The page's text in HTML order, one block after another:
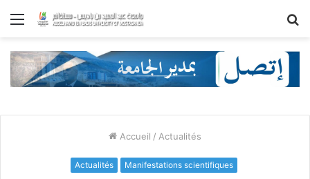
Menu
Accueil / Actualités
Actualités Manifestations scientifiques